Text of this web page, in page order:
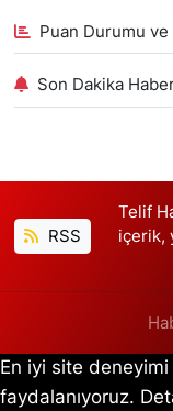
Puan Durumu
Son Dakika
RSS
Telif
içerik,
En iyi site
faydalanıyoruz.